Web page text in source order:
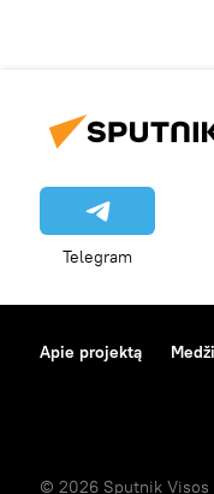
Telegram
Apie projektą
© 2026 Sputnik Visos